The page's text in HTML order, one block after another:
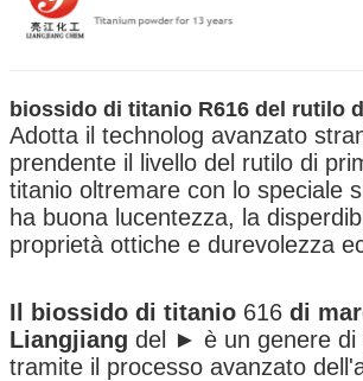
biossido di titanio R616 del rutilo
Adotta il technolog avanzato
prendente il livello del rutilo di
titanio oltremare con lo speciale
ha buona lucentezza, la
proprietà ottiche e durevolezza
Il biossido di titanio 616 di
Liangjiang del ► è un genere di
tramite il processo avanzato